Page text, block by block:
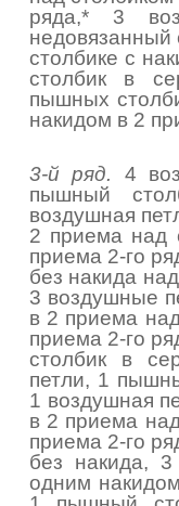
ряда,* 3
недовязанный
столбике с
столбик в
пышных
накидом в 2
3-й ряд.
4
пышный
воздушная
2 приема над
приема 2-го
без накида
3 воздушные
в 2 приема
приема 2-го
столбик в
петли, 1
1 воздушная
в 2 приема
приема 2-го
без накида,
одним